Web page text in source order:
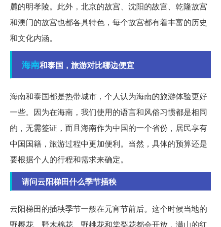
麓的明孝陵。此外，北京的故宫、沈阳的故宫、乾隆故宫
和澳门的故宫也都各具特色，每个故宫都有着丰富的历史
和文化内涵。
海南和泰国，旅游对比哪边便宜
海南和泰国都是热带城市，个人认为海南的旅游体验更好
一些。因为在海南，我们使用的语言和风俗习惯都是相同
的，无需签证，而且海南作为中国的一个省份，居民享有
中国国籍，旅游过程中更加便利。当然，具体的预算还是
要根据个人的行程和需求来确定。
请问云阳梯田什么季节插秧
云阳梯田的插秧季节一般在元宵节前后。这个时候当地的
野樱花、野木棉花、野桃花和棠梨花都会开放，满山的红